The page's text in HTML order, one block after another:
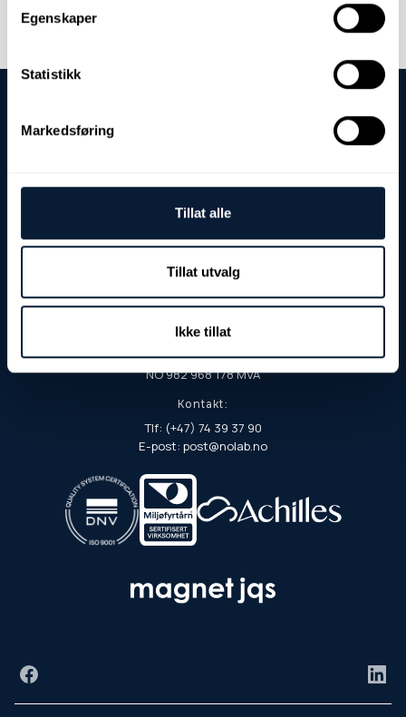
Egenskaper
Statistikk
Markedsføring
Tillat alle
Tillat utvalg
Ikke tillat
Besøks- og leveringadresse:
7900 Rørvik
Postadresse:
Postboks 103
NO 982 968 178 MVA
Kontakt:
Tlf: (+47) 74 39 37 90
E-post: post@nolab.no
Facebook